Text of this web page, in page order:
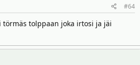
#64
tolppaan joka irtosi ja jäi